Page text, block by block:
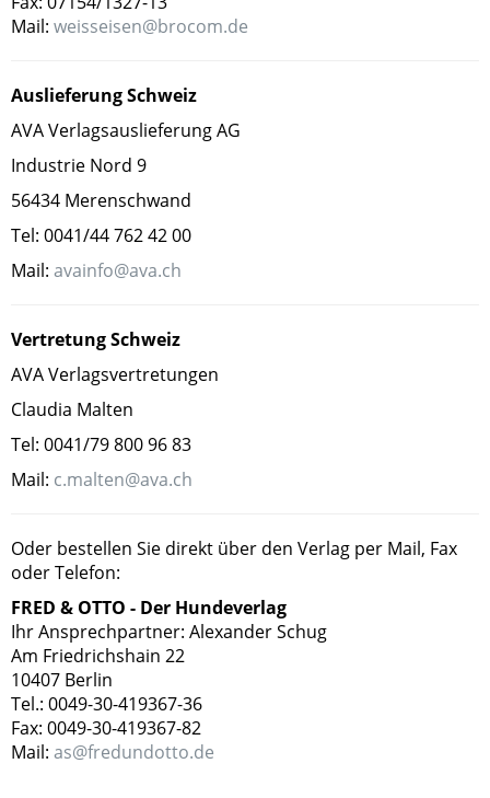
Mail: weisseisen@brocom.de
Auslieferung Schweiz
AVA Verlagsauslieferung AG
Industrie Nord 9
56434 Merenschwand
Tel: 0041/44 762 42 00
Mail: avainfo@ava.ch
Vertretung Schweiz
AVA Verlagsvertretungen
Claudia Malten
Tel: 0041/79 800 96 83
Mail: c.malten@ava.ch
Oder bestellen Sie direkt über den Verlag per Mail, Fax
oder Telefon:
FRED & OTTO - Der Hundeverlag
Ihr Ansprechpartner: Alexander Schug
Am Friedrichshain 22
10407 Berlin
Tel.: 0049-30-419367-36
Fax: 0049-30-419367-82
Mail: as@fredundotto.de